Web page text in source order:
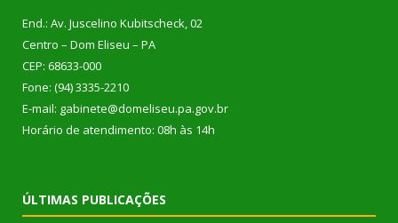
End.: Av. Juscelino Kubitscheck, 02
Centro – Dom Eliseu – PA
CEP: 68633-000
Fone: (94) 3335-2210
E-mail: gabinete@domeliseu.pa.gov.br
Horário de atendimento: 08h às 14h
ÚLTIMAS PUBLICAÇÕES